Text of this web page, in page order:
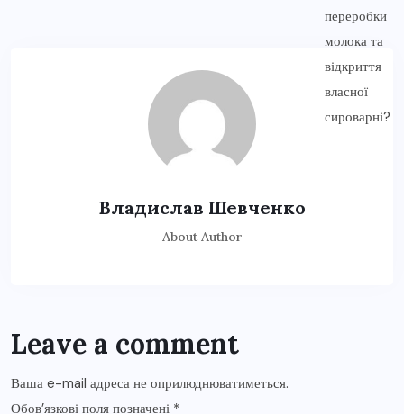
Владислав Шевченко
About Author
Leave a comment
Ваша e-mail адреса не оприлюднюватиметься.
Обов’язкові поля позначені *